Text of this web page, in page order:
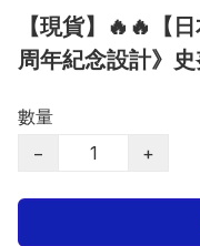
【現貨】🔥🔥【
周年紀念設計》史
數量
−
+